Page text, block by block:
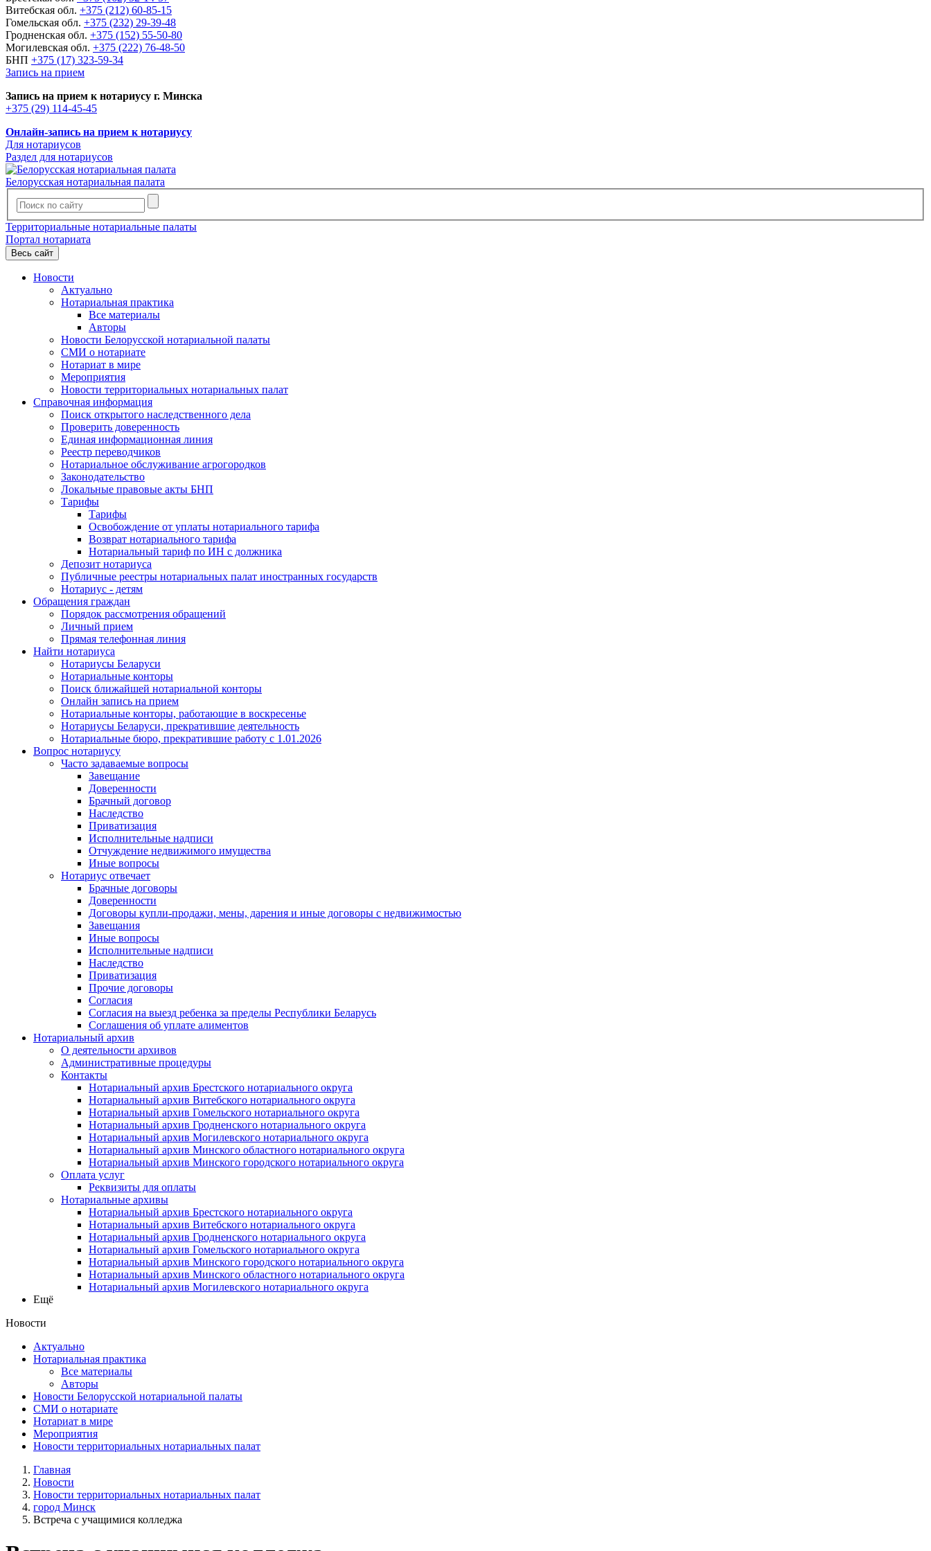
Витебская обл. +375 (212) 60-85-15
Гомельская обл. +375 (232) 29-39-48
Гродненская обл. +375 (152) 55-50-80
Могилевская обл. +375 (222) 76-48-50
БНП +375 (17) 323-59-34
Запись на прием
Запись на прием к нотариусу г. Минска
+375 (29) 114-45-45
Онлайн-запись на прием к нотариусу
Для нотариусов
Раздел для нотариусов
Белорусская нотариальная палата
Территориальные нотариальные палаты
Портал нотариата
Весь сайт
Новости
Актуально
Нотариальная практика
Все материалы
Авторы
Новости Белорусской нотариальной палаты
СМИ о нотариате
Нотариат в мире
Мероприятия
Новости территориальных нотариальных палат
Справочная информация
Поиск открытого наследственного дела
Проверить доверенность
Единая информационная линия
Реестр переводчиков
Нотариальное обслуживание агрогородков
Законодательство
Локальные правовые акты БНП
Тарифы
Тарифы
Освобождение от уплаты нотариального тарифа
Возврат нотариального тарифа
Нотариальный тариф по ИН с должника
Депозит нотариуса
Публичные реестры нотариальных палат иностранных государств
Нотариус - детям
Обращения граждан
Порядок рассмотрения обращений
Личный прием
Прямая телефонная линия
Найти нотариуса
Нотариусы Беларуси
Нотариальные конторы
Поиск ближайшей нотариальной конторы
Онлайн запись на прием
Нотариальные конторы, работающие в воскресенье
Нотариусы Беларуси, прекратившие деятельность
Нотариальные бюро, прекратившие работу с 1.01.2026
Вопрос нотариусу
Часто задаваемые вопросы
Завещание
Доверенности
Брачный договор
Наследство
Приватизация
Исполнительные надписи
Отчуждение недвижимого имущества
Иные вопросы
Нотариус отвечает
Брачные договоры
Доверенности
Договоры купли-продажи, мены, дарения и иные договоры с недвижимостью
Завещания
Иные вопросы
Исполнительные надписи
Наследство
Приватизация
Прочие договоры
Согласия
Согласия на выезд ребенка за пределы Республики Беларусь
Соглашения об уплате алиментов
Нотариальный архив
О деятельности архивов
Административные процедуры
Контакты
Нотариальный архив Брестского нотариального округа
Нотариальный архив Витебского нотариального округа
Нотариальный архив Гомельского нотариального округа
Нотариальный архив Гродненского нотариального округа
Нотариальный архив Могилевского нотариального округа
Нотариальный архив Минского областного нотариального округа
Нотариальный архив Минского городского нотариального округа
Оплата услуг
Реквизиты для оплаты
Нотариальные архивы
Нотариальный архив Брестского нотариального округа
Нотариальный архив Витебского нотариального округа
Нотариальный архив Гродненского нотариального округа
Нотариальный архив Гомельского нотариального округа
Нотариальный архив Минского городского нотариального округа
Нотариальный архив Минского областного нотариального округа
Нотариальный архив Могилевского нотариального округа
Ещё
Новости
Актуально
Нотариальная практика
Все материалы
Авторы
Новости Белорусской нотариальной палаты
СМИ о нотариате
Нотариат в мире
Мероприятия
Новости территориальных нотариальных палат
Главная
Новости
Новости территориальных нотариальных палат
город Минск
Встреча с учащимися колледжа